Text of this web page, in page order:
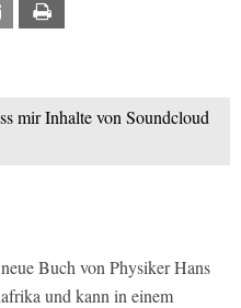
Email
mir Inhalte von Soundcloud
Buch von Physiker Hans
und kann in einem